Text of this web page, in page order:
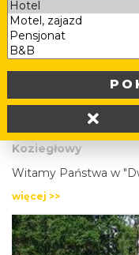
atmosferę oraz
więcej >>
"Dwór
Koziegłowy
Witamy Państwa w
więcej >>